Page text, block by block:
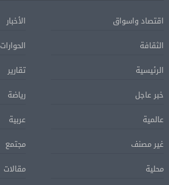
اقتصاد واسواق
الأخبار
الثقافة
الحوارات
الرئيسية
تقارير
خبر عاجل
رياضة
عالمية
عربية
غير مصنف
مجتمع
محلية
مقالات